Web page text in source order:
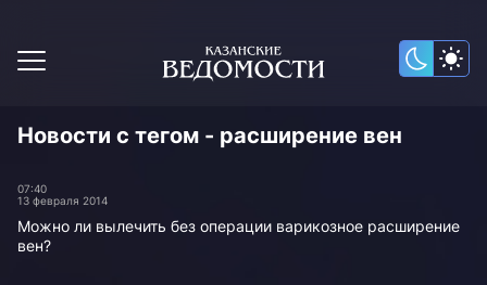
Новости с тегом - расширение вен
07:40
13 февраля 2014
Можно ли вылечить без операции варикозное расширение
вен?